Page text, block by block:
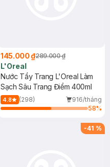
145.000 ₫289.000 ₫
L'Oreal
Nước Tẩy Trang L'Oreal Làm
Sạch Sâu Trang Điểm 400ml
4.8 (298)
916/tháng
58%
-41 %